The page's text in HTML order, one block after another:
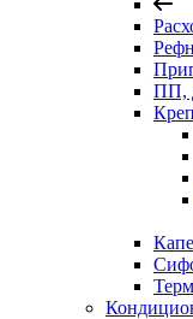
ПП,